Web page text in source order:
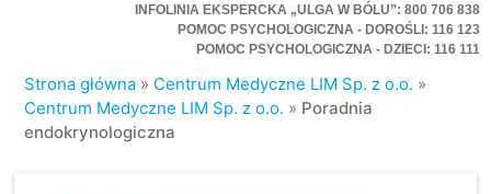
INFOLINIA EKSPERCKA „ULGA W BÓLU”: 800 706 838
POMOC PSYCHOLOGICZNA - DOROŚLI: 116 123
POMOC PSYCHOLOGICZNA - DZIECI: 116 111
Strona główna » Centrum Medyczne LIM Sp. z o.o. »
Centrum Medyczne LIM Sp. z o.o. » Poradnia
endokrynologiczna